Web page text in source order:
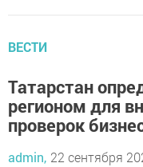
ВЕСТИ
Татарстан
регионом для
проверок
admin, 22 сентября